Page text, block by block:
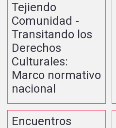
Tejiendo
Comunidad -
Transitando los
Derechos
Culturales:
Marco normativo
nacional
Encuentros